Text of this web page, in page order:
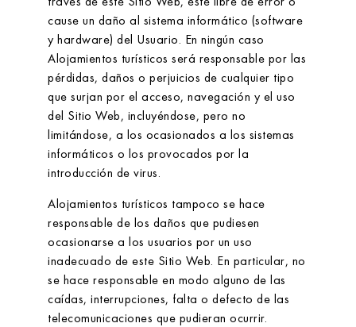
cause un daño al sistema informático (software
y hardware) del Usuario. En ningún caso
Alojamientos turísticos será responsable por las
pérdidas, daños o perjuicios de cualquier tipo
que surjan por el acceso, navegación y el uso
del Sitio Web, incluyéndose, pero no
limitándose, a los ocasionados a los sistemas
informáticos o los provocados por la
introducción de virus.
Alojamientos turísticos tampoco se hace
responsable de los daños que pudiesen
ocasionarse a los usuarios por un uso
inadecuado de este Sitio Web. En particular, no
se hace responsable en modo alguno de las
caídas, interrupciones, falta o defecto de las
telecomunicaciones que pudieran ocurrir.